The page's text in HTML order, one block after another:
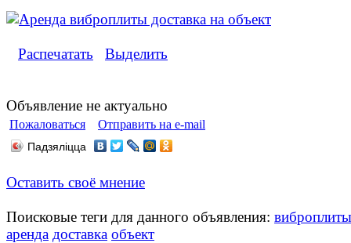
Распечатать Выделить
Объявление не актуально
Пожаловаться Отправить на e-mail
Падзяліцца
Оставить своё мнение
Поисковые теги для данного объявления: виброплиты
аренда доставка объект